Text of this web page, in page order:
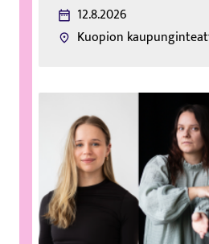
12.8.2026
Kuopion